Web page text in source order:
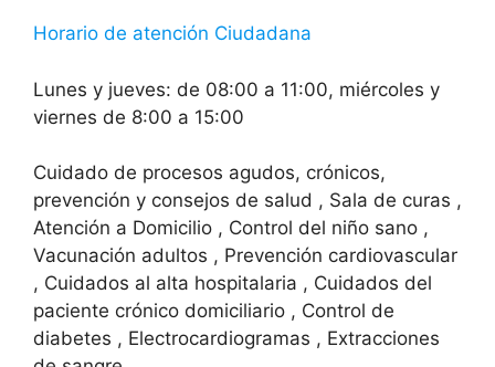
Horario de atención Ciudadana
Lunes y jueves: de 08:00 a 11:00, miércoles y
viernes de 8:00 a 15:00
Cuidado de procesos agudos, crónicos,
prevención y consejos de salud , Sala de curas ,
Atención a Domicilio , Control del niño sano ,
Vacunación adultos , Prevención cardiovascular
, Cuidados al alta hospitalaria , Cuidados del
paciente crónico domiciliario , Control de
diabetes , Electrocardiogramas , Extracciones